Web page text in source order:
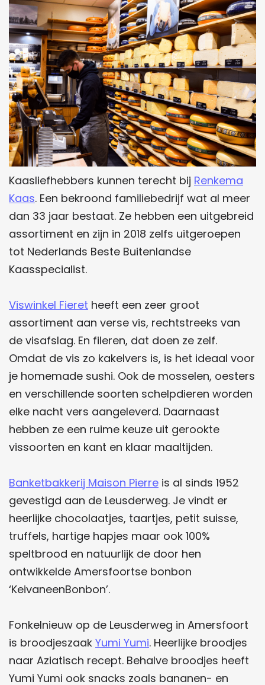
Kaasliefhebbers kunnen terecht bij Renkema
Kaas. Een bekroond familiebedrijf wat al meer
dan 33 jaar bestaat. Ze hebben een uitgebreid
assortiment en zijn in 2018 zelfs uitgeroepen
tot Nederlands Beste Buitenlandse
Kaasspecialist.
Viswinkel Fieret heeft een zeer groot
assortiment aan verse vis, rechtstreeks van
de visafslag. En fileren, dat doen ze zelf.
Omdat de vis zo kakelvers is, is het ideaal voor
je homemade sushi. Ook de mosselen, oesters
en verschillende soorten schelpdieren worden
elke nacht vers aangeleverd. Daarnaast
hebben ze een ruime keuze uit gerookte
vissoorten en kant en klaar maaltijden. ​
Banketbakkerij Maison Pierre is al sinds 1952
gevestigd aan de Leusderweg. Je vindt er
heerlijke chocolaatjes, taartjes, petit suisse,
truffels, hartige hapjes maar ook 100%
speltbrood en natuurlijk de door hen
ontwikkelde Amersfoortse bonbon
‘KeivaneenBonbon’.
Fonkelnieuw op de Leusderweg in Amersfoort
is broodjeszaak Yumi Yumi. Heerlijke broodjes
naar Aziatisch recept. Behalve broodjes heeft
Yumi Yumi ook snacks zoals bananen- en